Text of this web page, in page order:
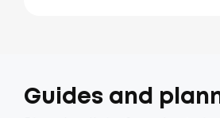
Guides and